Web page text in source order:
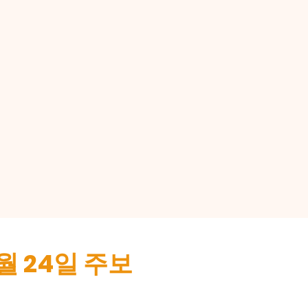
24일 주보